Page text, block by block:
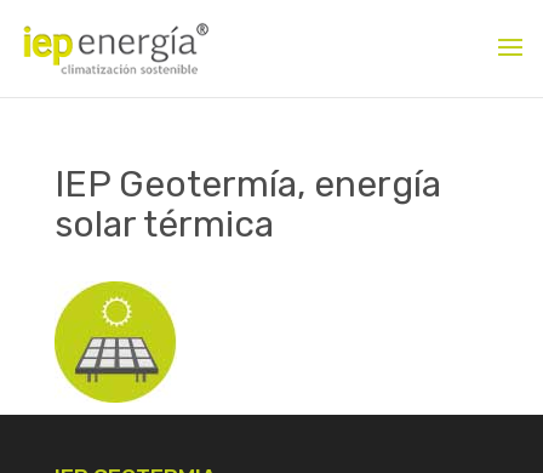
IEP Geotermía, energía
solar térmica